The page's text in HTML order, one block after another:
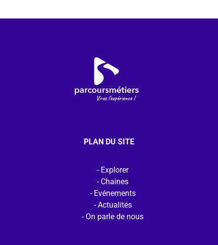
PLAN DU SITE
Explorer
Chaines
Evénements
Actualités
On parle de nous